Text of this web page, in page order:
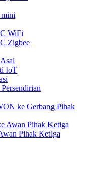
mini
WiFi
Zigbee
IoT
ke Gerbang Pihak
Awan Pihak Ketiga
Pihak Ketiga